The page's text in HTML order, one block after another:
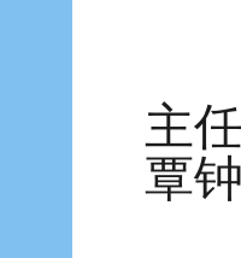
市
主
覃